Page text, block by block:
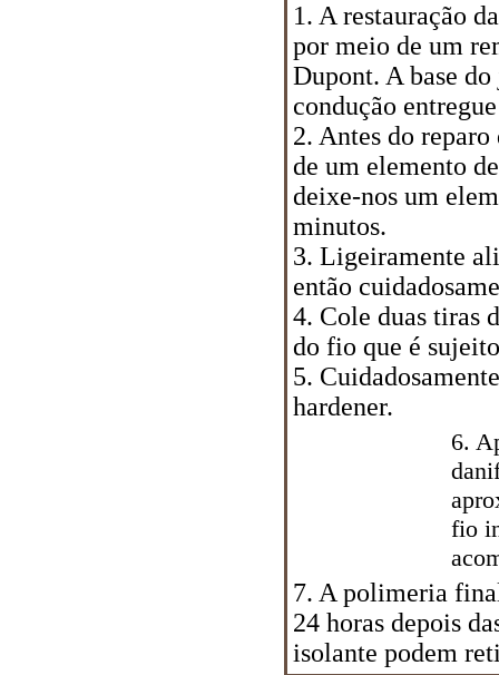
1. A restauração
por meio de um
Dupont. A base
condução
2. Antes do
de um elemento
deixe-nos um
minutos.
3. Ligeiramente
então
4. Cole duas tiras
do fio que é
5.
hardener.
6.
fio
7. A polimeria
24 horas depois
isolante podem